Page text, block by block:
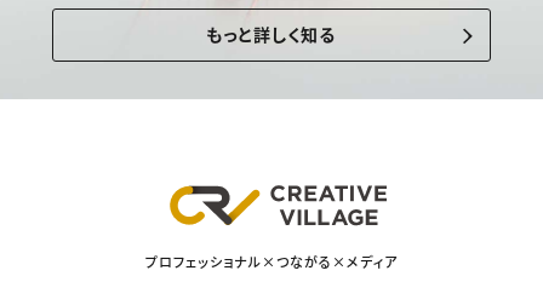
もっと詳しく知る
プロフェッショナル×つながる×メディア